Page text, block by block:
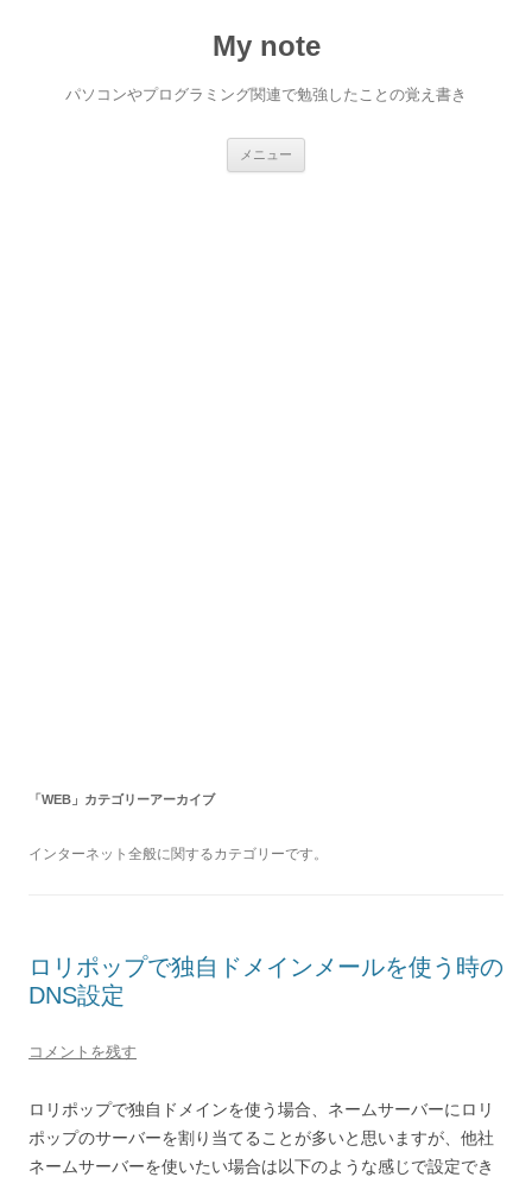
My note
パソコンやプログラミング関連で勉強したことの覚え書き
メニュー
「WEB 」カテゴリーアーカイブ
インターネット全般に関するカテゴリーです。
ロリポップで独自ドメインメールを使う時の
DNS設定
コメントを残す
ロリポップで独自ドメインを使う場合、ネームサーバーにロリ
ポップのサーバーを割り当てることが多いと思いますが、他社
ネームサーバーを使いたい場合は以下のような感じで設定でき